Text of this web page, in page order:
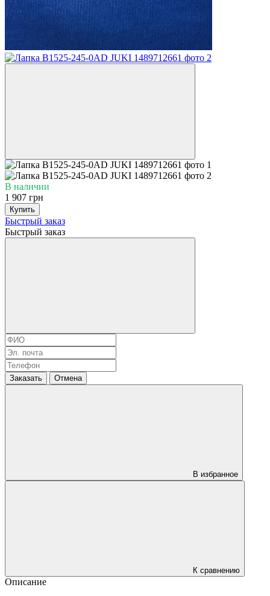
В наличии
1 907 грн
Купить
Быстрый заказ
Быстрый заказ
Заказать Отмена
В избранное
К сравнению
Описание